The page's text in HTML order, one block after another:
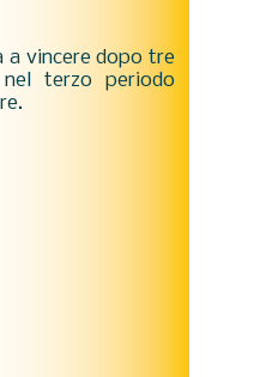
a vincere dopo tre
terzo periodo